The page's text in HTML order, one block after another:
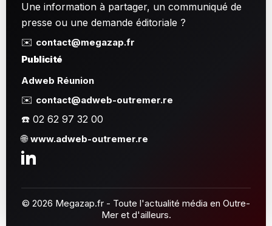
Une information à partager, un communiqué de
presse ou une demande éditoriale ?
✉️ contact@megazap.fr
Publicité
Adweb Réunion
✉️ contact@adweb-outremer.re
☎️ 02 62 97 32 00
🌐www.adweb-outremer.re
© 2026 Megazap.fr - Toute l'actualité média en Outre-
Mer et d'ailleurs.